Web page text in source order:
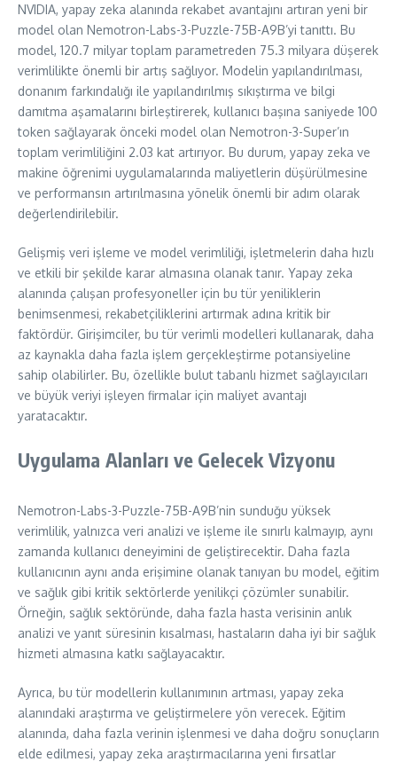
NVIDIA, yapay zeka alanında rekabet avantajını artıran yeni bir
model olan Nemotron-Labs-3-Puzzle-75B-A9B’yi tanıttı. Bu
model, 120.7 milyar toplam parametreden 75.3 milyara düşerek
verimlilikte önemli bir artış sağlıyor. Modelin yapılandırılması,
donanım farkındalığı ile yapılandırılmış sıkıştırma ve bilgi
damıtma aşamalarını birleştirerek, kullanıcı başına saniyede 100
token sağlayarak önceki model olan Nemotron-3-Super’ın
toplam verimliliğini 2.03 kat artırıyor. Bu durum, yapay zeka ve
makine öğrenimi uygulamalarında maliyetlerin düşürülmesine
ve performansın artırılmasına yönelik önemli bir adım olarak
değerlendirilebilir.
Gelişmiş veri işleme ve model verimliliği, işletmelerin daha hızlı
ve etkili bir şekilde karar almasına olanak tanır. Yapay zeka
alanında çalışan profesyoneller için bu tür yeniliklerin
benimsenmesi, rekabetçiliklerini artırmak adına kritik bir
faktördür. Girişimciler, bu tür verimli modelleri kullanarak, daha
az kaynakla daha fazla işlem gerçekleştirme potansiyeline
sahip olabilirler. Bu, özellikle bulut tabanlı hizmet sağlayıcıları
ve büyük veriyi işleyen firmalar için maliyet avantajı
yaratacaktır.
Uygulama Alanları ve Gelecek Vizyonu
Nemotron-Labs-3-Puzzle-75B-A9B’nin sunduğu yüksek
verimlilik, yalnızca veri analizi ve işleme ile sınırlı kalmayıp, aynı
zamanda kullanıcı deneyimini de geliştirecektir. Daha fazla
kullanıcının aynı anda erişimine olanak tanıyan bu model, eğitim
ve sağlık gibi kritik sektörlerde yenilikçi çözümler sunabilir.
Örneğin, sağlık sektöründe, daha fazla hasta verisinin anlık
analizi ve yanıt süresinin kısalması, hastaların daha iyi bir sağlık
hizmeti almasına katkı sağlayacaktır.
Ayrıca, bu tür modellerin kullanımının artması, yapay zeka
alanındaki araştırma ve geliştirmelere yön verecek. Eğitim
alanında, daha fazla verinin işlenmesi ve daha doğru sonuçların
elde edilmesi, yapay zeka araştırmacılarına yeni fırsatlar